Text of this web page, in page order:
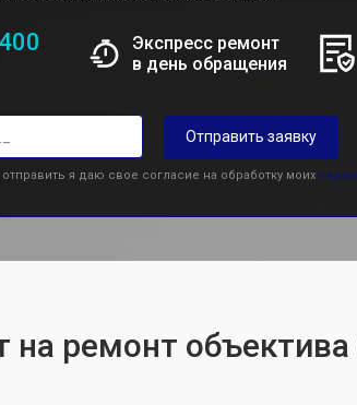
Экспресс ремонт
в день обращения
Отправить заявку
я даю свое согласие на обработку моих
на ремонт